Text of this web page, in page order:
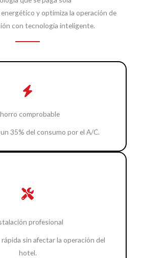
y optimiza la operación de
con tecnología inteligente.
comprobable
35% del consumo por el A/C.
profesional
sin afectar la operación del
hotel.